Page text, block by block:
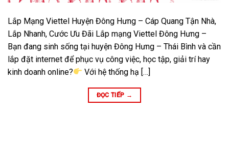
Lắp Mạng Viettel Huyện Đông Hưng – Cáp Quang Tận Nhà,
Lắp Nhanh, Cước Ưu Đãi Lắp mạng Viettel Đông Hưng –
Bạn đang sinh sống tại huyện Đông Hưng – Thái Bình và cần
lắp đặt internet để phục vụ công việc, học tập, giải trí hay
kinh doanh online?
Với hệ thống hạ […]
ĐỌC TIẾP →